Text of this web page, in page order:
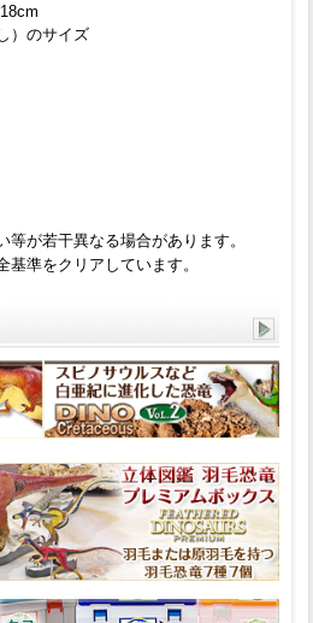
）のサイズ
が若干異なる場合があります。
準をクリアしています。